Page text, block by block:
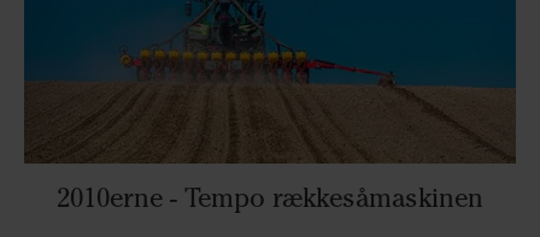
2010erne - Tempo rækkesåmaskinen